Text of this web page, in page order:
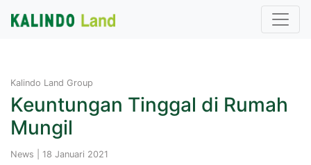
Kalindo Land Group
Keuntungan Tinggal di Rumah
Mungil
News | 18 Januari 2021